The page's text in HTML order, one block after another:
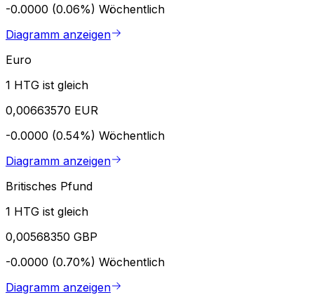
-0.0000 (0.06%) Wöchentlich
Diagramm anzeigen
Euro
1 HTG ist gleich
0,00663570 EUR
-0.0000 (0.54%) Wöchentlich
Diagramm anzeigen
Britisches Pfund
1 HTG ist gleich
0,00568350 GBP
-0.0000 (0.70%) Wöchentlich
Diagramm anzeigen